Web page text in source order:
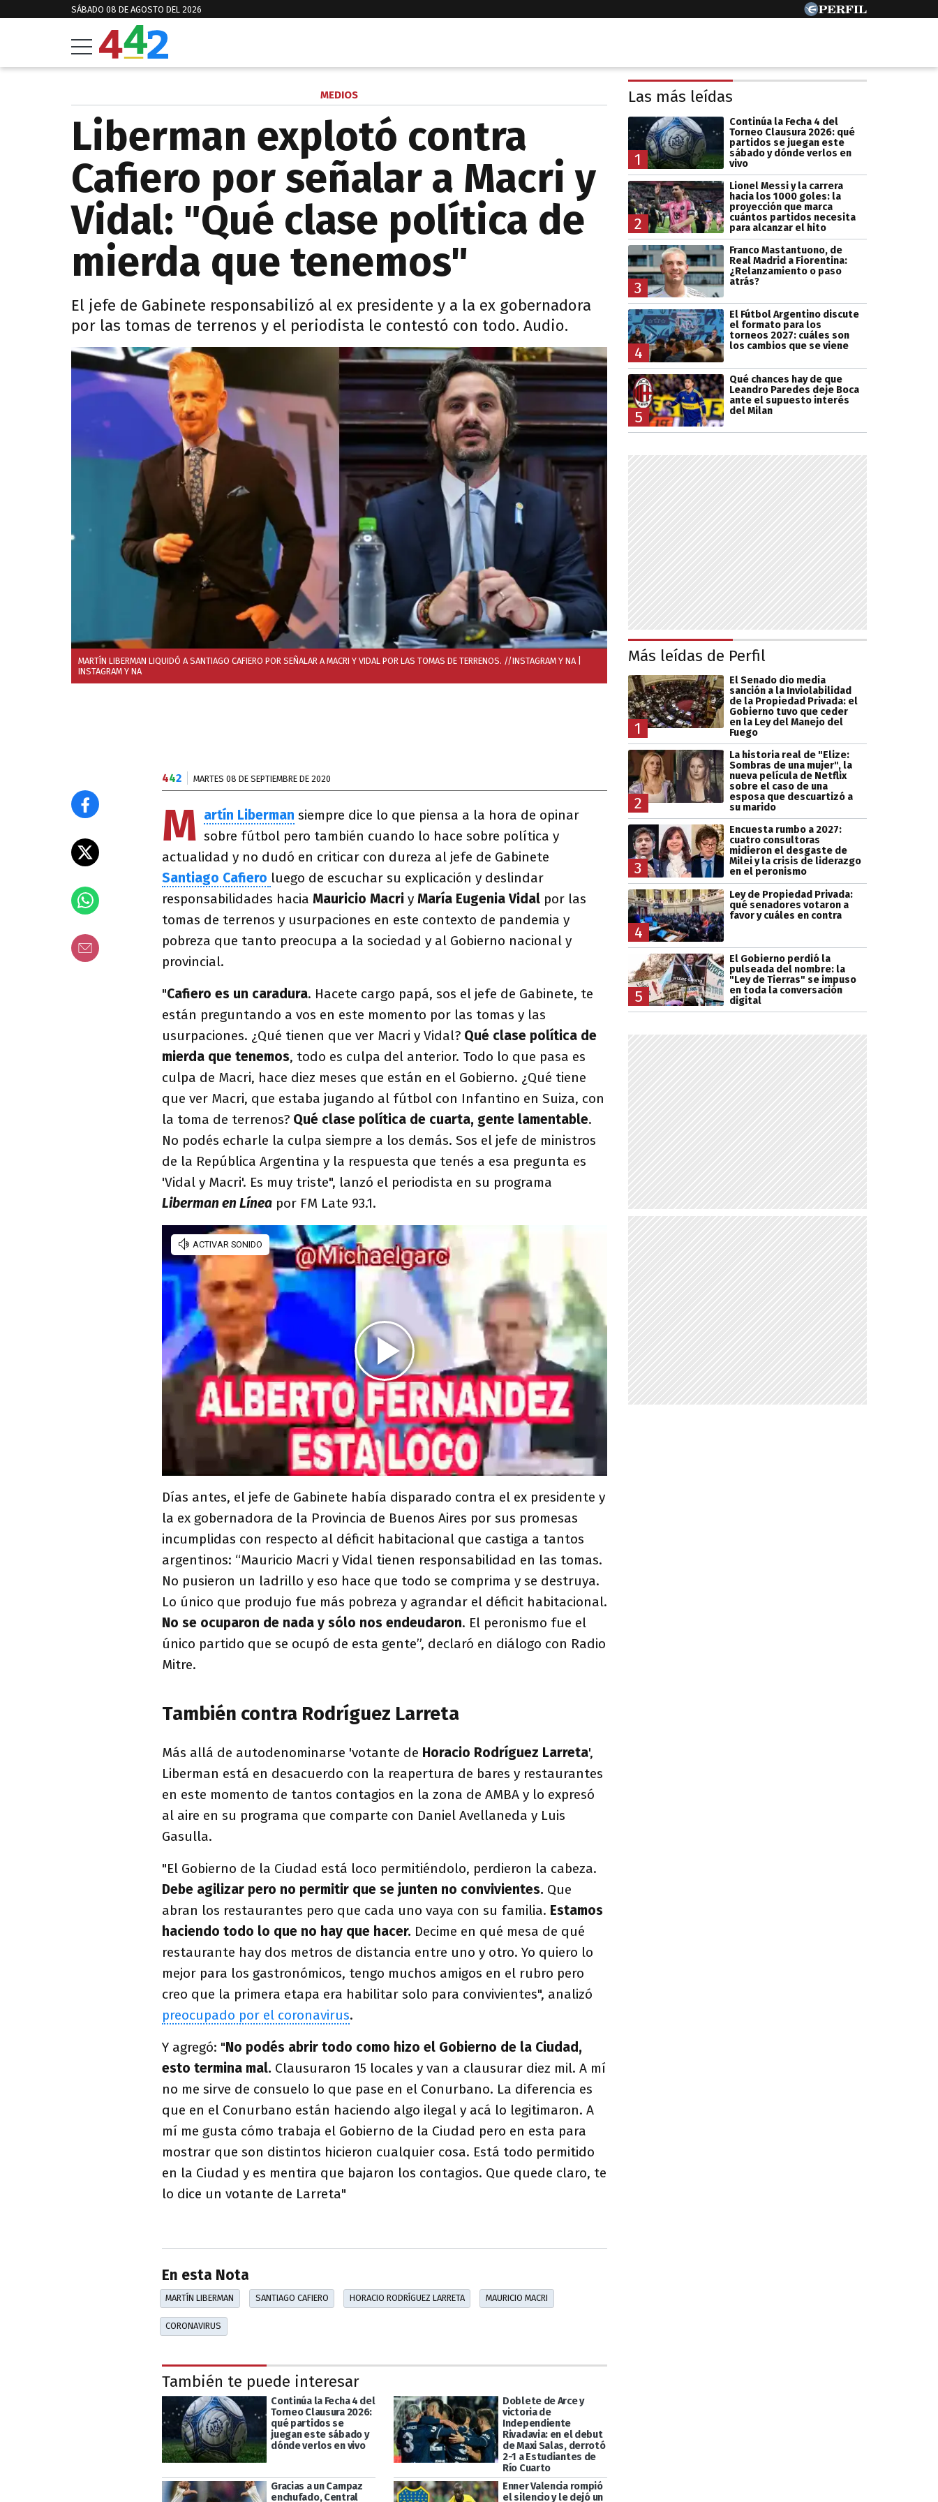
SÁBADO 08 DE AGOSTO DEL 2026
MEDIOS
Liberman explotó contra
Cafiero por señalar a Macri y
Vidal: "Qué clase política de
mierda que tenemos"
El jefe de Gabinete responsabilizó al ex presidente y a la ex gobernadora
por las tomas de terrenos y el periodista le contestó con todo. Audio.
MARTÍN LIBERMAN LIQUIDÓ A SANTIAGO CAFIERO POR SEÑALAR A MACRI Y VIDAL POR LAS TOMAS DE TERRENOS. //INSTAGRAM Y NA
INSTAGRAM Y NA
442 MARTES 08 DE SEPTIEMBRE DE 2020
M artín Liberman siempre dice lo que piensa a la hora de opinar
sobre fútbol pero también cuando lo hace sobre política y
actualidad y no dudó en criticar con dureza al jefe de Gabinete
Santiago Cafiero luego de escuchar su explicación y deslindar
responsabilidades hacia Mauricio Macri y María Eugenia Vidal por las
tomas de terrenos y usurpaciones en este contexto de pandemia y
pobreza que tanto preocupa a la sociedad y al Gobierno nacional y
provincial.
"Cafiero es un caradura. Hacete cargo papá, sos el jefe de Gabinete, te
están preguntando a vos en este momento por las tomas y las
usurpaciones. ¿Qué tienen que ver Macri y Vidal? Qué clase política de
mierda que tenemos, todo es culpa del anterior. Todo lo que pasa es
culpa de Macri, hace diez meses que están en el Gobierno. ¿Qué tiene
que ver Macri, que estaba jugando al fútbol con Infantino en Suiza, con
la toma de terrenos? Qué clase política de cuarta, gente lamentable.
No podés echarle la culpa siempre a los demás. Sos el jefe de ministros
de la República Argentina y la respuesta que tenés a esa pregunta es
'Vidal y Macri'. Es muy triste", lanzó el periodista en su programa
Liberman en Línea por FM Late 93.1.
Días antes, el jefe de Gabinete había disparado contra el ex presidente y
la ex gobernadora de la Provincia de Buenos Aires por sus promesas
incumplidas con respecto al déficit habitacional que castiga a tantos
argentinos: “Mauricio Macri y Vidal tienen responsabilidad en las tomas.
No pusieron un ladrillo y eso hace que todo se comprima y se destruya.
Lo único que produjo fue más pobreza y agrandar el déficit habitacional.
No se ocuparon de nada y sólo nos endeudaron. El peronismo fue el
único partido que se ocupó de esta gente”, declaró en diálogo con Radio
Mitre.
También contra Rodríguez Larreta
Más allá de autodenominarse 'votante de Horacio Rodríguez Larreta',
Liberman está en desacuerdo con la reapertura de bares y restaurantes
en este momento de tantos contagios en la zona de AMBA y lo expresó
al aire en su programa que comparte con Daniel Avellaneda y Luis
Gasulla.
"El Gobierno de la Ciudad está loco permitiéndolo, perdieron la cabeza.
Debe agilizar pero no permitir que se junten no convivientes. Que
abran los restaurantes pero que cada uno vaya con su familia. Estamos
haciendo todo lo que no hay que hacer. Decime en qué mesa de qué
restaurante hay dos metros de distancia entre uno y otro. Yo quiero lo
mejor para los gastronómicos, tengo muchos amigos en el rubro pero
creo que la primera etapa era habilitar solo para convivientes", analizó
preocupado por el coronavirus.
Y agregó: "No podés abrir todo como hizo el Gobierno de la Ciudad,
esto termina mal. Clausuraron 15 locales y van a clausurar diez mil. A mí
no me sirve de consuelo lo que pase en el Conurbano. La diferencia es
que en el Conurbano están haciendo algo ilegal y acá lo legitimaron. A
mí me gusta cómo trabaja el Gobierno de la Ciudad pero en esta para
mostrar que son distintos hicieron cualquier cosa. Está todo permitido
en la Ciudad y es mentira que bajaron los contagios. Que quede claro, te
lo dice un votante de Larreta"
En esta Nota
MARTÍN LIBERMAN SANTIAGO CAFIERO HORACIO RODRÍGUEZ LARRETA MAURICIO MACRI
CORONAVIRUS
También te puede interesar
Continúa la Fecha 4 del
Torneo Clausura 2026:
qué partidos se
juegan este sábado y
dónde verlos en vivo
Doblete de Arce y
victoria de
Independiente
Rivadavia: en el debut
de Maxi Salas, derrotó
2-1 a Estudiantes de
Río Cuarto
Gracias a un Campaz
enchufado, Central
Enner Valencia rompió
el silencio y le dejó un
Las más leídas
1
Continúa la Fecha 4 del
Torneo Clausura 2026: qué
partidos se juegan este
sábado y dónde verlos en
vivo
2
Lionel Messi y la carrera
hacia los 1000 goles: la
proyección que marca
cuántos partidos necesita
para alcanzar el hito
3
Franco Mastantuono, de
Real Madrid a Fiorentina:
¿Relanzamiento o paso
atrás?
4
El Fútbol Argentino discute
el formato para los
torneos 2027: cuáles son
los cambios que se viene
5
Qué chances hay de que
Leandro Paredes deje Boca
ante el supuesto interés
del Milan
Más leídas de Perfil
1
El Senado dio media
sanción a la Inviolabilidad
de la Propiedad Privada: el
Gobierno tuvo que ceder
en la Ley del Manejo del
Fuego
2
La historia real de "Elize:
Sombras de una mujer", la
nueva película de Netflix
sobre el caso de una
esposa que descuartizó a
su marido
3
Encuesta rumbo a 2027:
cuatro consultoras
midieron el desgaste de
Milei y la crisis de liderazgo
en el peronismo
4
Ley de Propiedad Privada:
qué senadores votaron a
favor y cuáles en contra
5
El Gobierno perdió la
pulseada del nombre: la
"Ley de Tierras" se impuso
en toda la conversación
digital